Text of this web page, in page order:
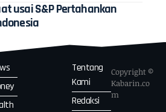
usai S&P Pertahankan
Tentang
Kami
Redaksi
Copyright ©
Kabarin.co
m